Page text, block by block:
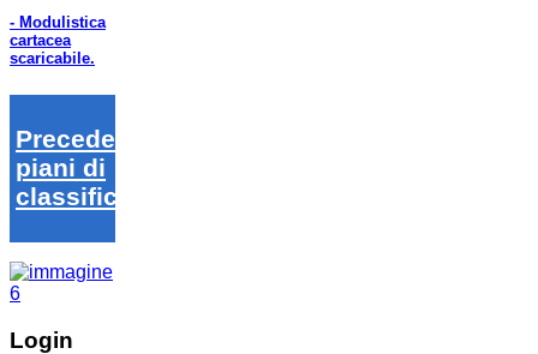
- Modulistica
cartacea
scaricabile.
Precedenti
piani di
classifica
Login